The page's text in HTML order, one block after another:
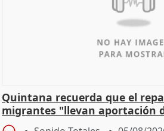
Quintana recuerda que el
migrantes "llevan aportación
central